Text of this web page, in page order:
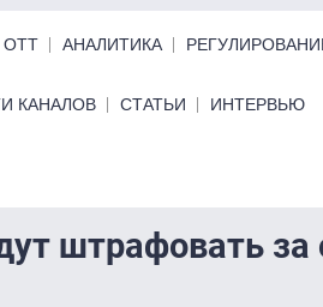
ОТТ АНАЛИТИКА
КАНАЛОВ СТАТЬИ ИНТЕРВЬЮ
штрафовать за